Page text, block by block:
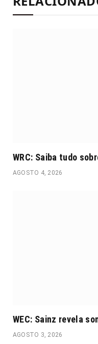
WRC: Saiba tudo
AGOSTO 4, 2026
WEC: Sainz revela
AGOSTO 3, 2026